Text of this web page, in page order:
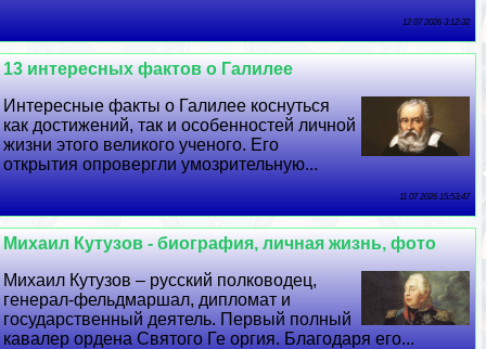
12 07 2026 3:12:32
13 интересных фактов о Галилее
Интересные факты о Галилее коснуться
как достижений, так и особенностей личной
жизни этого великого ученого. Его
открытия опровергли умозрительную...
11 07 2026 15:53:47
Михаил Кутузов - биография, личная жизнь, фото
Михаил Кутузов – русский полководец,
генерал-фельдмаршал, дипломат и
государственный деятель. Первый полный
кавалер ордена Святого Ге opгия. Благодаря его...